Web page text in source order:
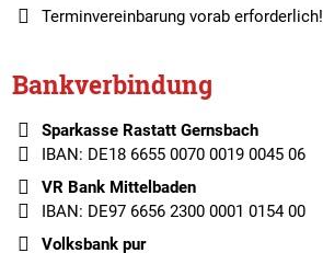
Terminvereinbarungvorab erforderlich!
Bankverbindung
Sparkasse Rastatt Gernsbach
IBAN: DE18 6655 0070 0019 0045 06
VR Bank Mittelbaden
IBAN: DE97 6656 2300 0001 0154 00
Volksbank pur